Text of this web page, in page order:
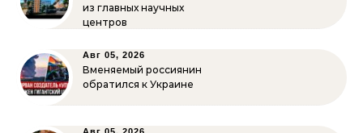
из главных научных
центров
Авг 05, 2026
Вменяемый россиянин
обратился к Украине